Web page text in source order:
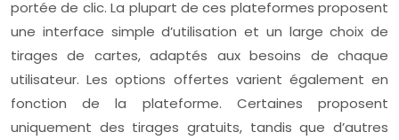
portée de clic. La plupart de ces plateformes proposent
une interface simple d’utilisation et un large choix de
tirages de cartes, adaptés aux besoins de chaque
utilisateur. Les options offertes varient également en
fonction de la plateforme. Certaines proposent
uniquement des tirages gratuits, tandis que d’autres